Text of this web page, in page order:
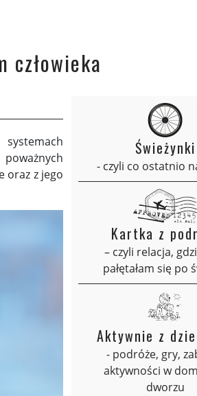
człowieka
oraz z jego
Świeżynki
- czyli co ostatnio
Kartka z
– czyli relacja,
pałętałam się po
Aktywnie z
- podróże, gry,
aktywności w
dworzu